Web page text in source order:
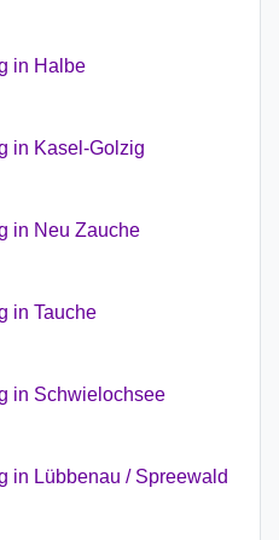
in Halbe
in Kasel-Golzig
in Neu Zauche
in Tauche
in Schwielochsee
in Lübbenau / Spreewald